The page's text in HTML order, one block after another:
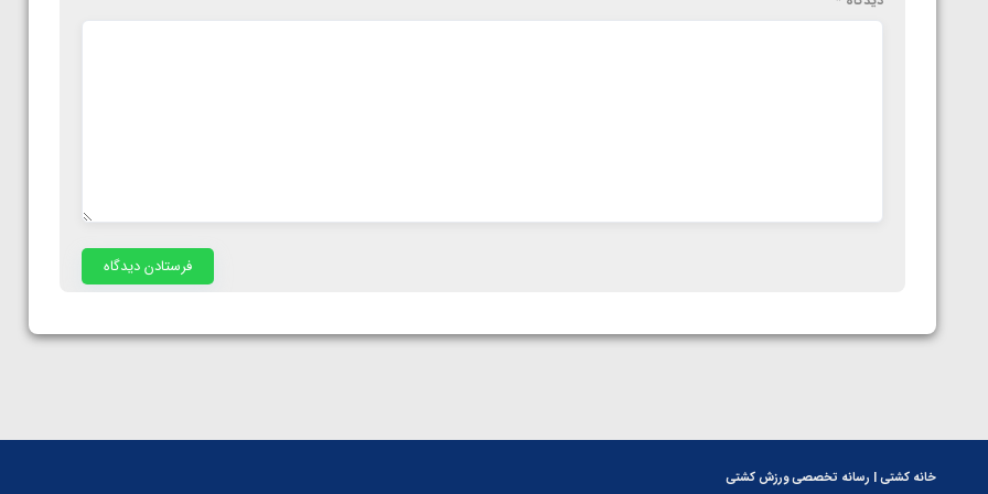
خانه کشتی | رسانه تخصصی ورزش کشتی